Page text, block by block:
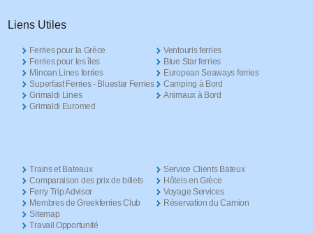
Liens Utiles
Ferries pour la Grèce
Ferries pour les îles
Minoan Lines ferries
Superfast Ferries - Bluestar Ferries
Grimaldi Lines
Grimaldi Euromed
Ventouris ferries
Blue Star ferries
European Seaways ferries
Camping à Bord
Animaux à Bord
Trains et Bateaux
Comparaison des prix de billets
Ferry Trip Advisor
Membres de Greekferries Club
Sitemap
Travail Opportunité
Service Clients Bateux
Hôtels en Grèce
Voyage Services
Réservation du Camion